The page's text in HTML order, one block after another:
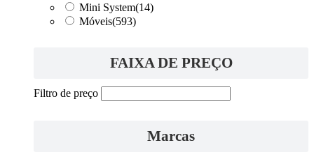
Mini System(14)
Móveis(593)
FAIXA DE PREÇO
Filtro de preço
Marcas